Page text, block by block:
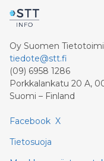
Oy Suomen
tiedote@stt.fi
(09) 6958 1286
Porkkalankatu 20 A,
Suomi – Finland
Facebook X
Tietosuoja